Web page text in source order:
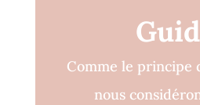
Comme le principe
nous